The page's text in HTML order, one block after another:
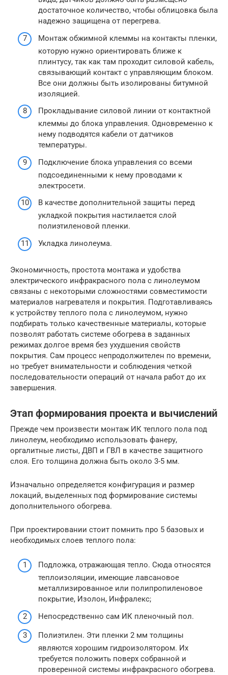
достаточное количество, чтобы облицовка была
надежно защищена от перегрева.
Монтаж обжимной клеммы на контакты пленки,
которую нужно ориентировать ближе к
плинтусу, так как там проходит силовой кабель,
связывающий контакт с управляющим блоком.
Все они должны быть изолированы битумной
изоляцией.
Прокладывание силовой линии от контактной
клеммы до блока управления. Одновременно к
нему подводятся кабели от датчиков
температуры.
Подключение блока управления со всеми
подсоединенными к нему проводами к
электросети.
В качестве дополнительной защиты перед
укладкой покрытия настилается слой
полиэтиленовой пленки.
Укладка линолеума.
Экономичность, простота монтажа и удобства
электрического инфракрасного пола с линолеумом
связаны с некоторыми сложностями совместимости
материалов нагревателя и покрытия. Подготавливаясь
к устройству теплого пола с линолеумом, нужно
подбирать только качественные материалы, которые
позволят работать системе обогрева в заданных
режимах долгое время без ухудшения свойств
покрытия. Сам процесс непродолжителен по времени,
но требует внимательности и соблюдения четкой
последовательности операций от начала работ до их
завершения.
Этап формирования проекта и вычислений
Прежде чем произвести монтаж ИК теплого пола под
линолеум, необходимо использовать фанеру,
оргалитные листы, ДВП и ГВЛ в качестве защитного
слоя. Его толщина должна быть около 3-5 мм.
Изначально определяется конфигурация и размер
локаций, выделенных под формирование системы
дополнительного обогрева.
При проектировании стоит помнить про 5 базовых и
необходимых слоев теплого пола:
Подложка, отражающая тепло. Сюда относятся
теплоизоляции, имеющие лавсановое
металлизированное или полипропиленовое
покрытие, Изолон, Инфралекс;
Непосредственно сам ИК пленочный пол.
Полиэтилен. Эти пленки 2 мм толщины
являются хорошим гидроизолятором. Их
требуется положить поверх собранной и
проверенной системы инфракрасного обогрева.